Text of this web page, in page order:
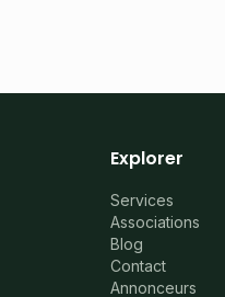
Explorer
Services
Associations
Blog
Contact
Annonceurs